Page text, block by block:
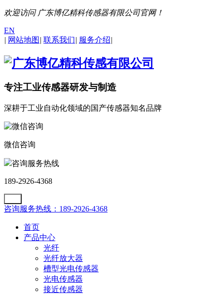
欢迎访问 广东博亿精科传感器有限公司官网！
EN
| 网站地图 | 联系我们| 服务介绍|
专注工业传感器研发与制造
深耕于工业自动化领域的国产传感器知名品牌
微信咨询
咨询服务热线
189-2926-4368
咨询服务热线：189-2926-4368
首页
产品中心
光纤
光纤放大器
槽型光电传感器
光电传感器
接近传感器